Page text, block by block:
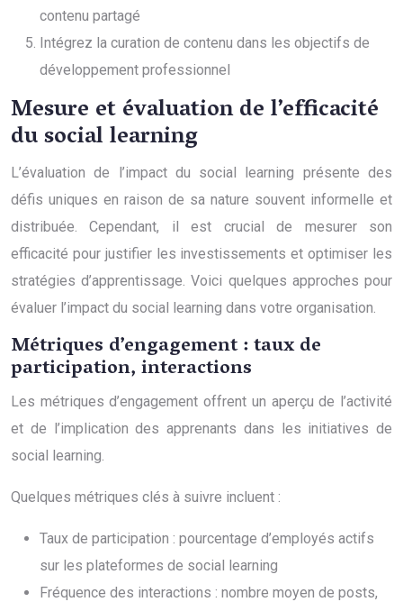
contenu partagé
Intégrez la curation de contenu dans les objectifs de
développement professionnel
Mesure et évaluation de l’efficacité
du social learning
L’évaluation de l’impact du social learning présente des
défis uniques en raison de sa nature souvent informelle et
distribuée. Cependant, il est crucial de mesurer son
efficacité pour justifier les investissements et optimiser les
stratégies d’apprentissage. Voici quelques approches pour
évaluer l’impact du social learning dans votre organisation.
Métriques d’engagement : taux de
participation, interactions
Les métriques d’engagement offrent un aperçu de l’activité
et de l’implication des apprenants dans les initiatives de
social learning.
Quelques métriques clés à suivre incluent :
Taux de participation : pourcentage d’employés actifs
sur les plateformes de social learning
Fréquence des interactions : nombre moyen de posts,